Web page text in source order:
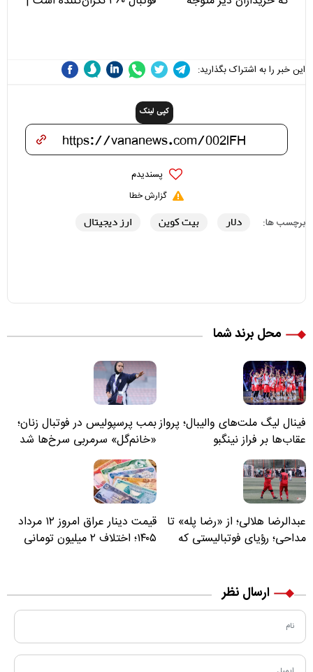
این خبر را به اشتراک بگذارید:
کپی لینک
پسندیدم
گزارش خطا
برچسب ها: دلار بیت کوین ارز دیجیتال
محل برند شما
فینال لیگ ملت‌های والیبال؛ پرواز
عقاب‌ها بر فراز نینگبو
بمب پرسپولیس در فوتبال زنان؛
«خانم‌گل» سرمربی سرخ‌ها شد
عبدالرضا هلالی؛ از «رضا پله» تا
مداحی؛ رؤیای فوتبالیستی که
قیمت دینار عراق امروز ۱۲ مرداد
۱۴۰۵؛ اختلاف ۲ میلیون تومانی
ارسال نظر